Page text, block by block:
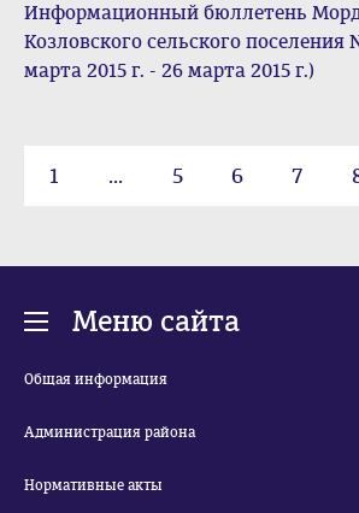
Информационный бюллетень
Козловского сельского
марта 2015 г. - 26 марта 2015 г.)
1 ... 5 6 7
Меню сайта
Общая информация
Администрация района
Нормативные акты